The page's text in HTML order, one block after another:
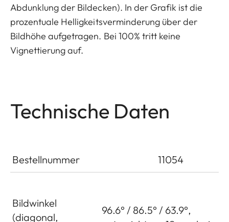
Abdunklung der Bildecken). In der Grafik ist die
prozentuale Helligkeitsverminderung über der
Bildhöhe aufgetragen. Bei 100% tritt keine
Vignettierung auf.
Technische Daten
Bestellnummer 11054
Bildwinkel
(diagonal,
96.6° / 86.5° / 63.9°,